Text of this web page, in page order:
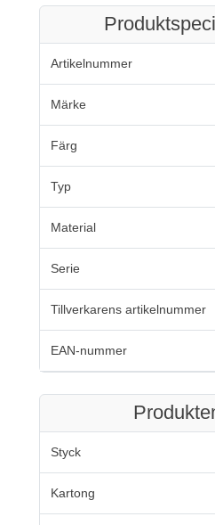
Artikelnummer
Märke
Färg
Typ
Material
Serie
Tillverkarens artikelnummer
EAN-nummer
Styck
Kartong